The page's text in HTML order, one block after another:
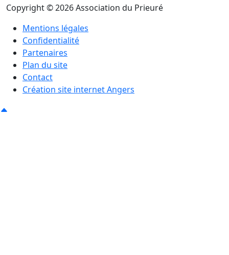
Copyright © 2026 Association du Prieuré
Mentions légales
Confidentialité
Partenaires
Plan du site
Contact
Création site internet Angers